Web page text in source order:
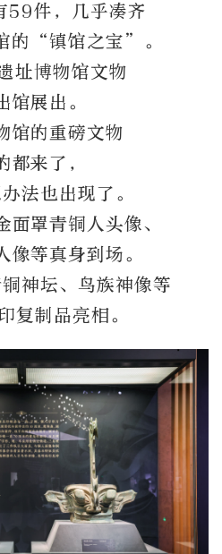
59件，几乎凑齐
的“镇馆之宝”。
址博物馆文物
馆展出。
馆的重磅文物
都来了，
法也出现了。
面罩青铜人头像、
像等真身到场。
神坛、鸟族神像等
复制品亮相。